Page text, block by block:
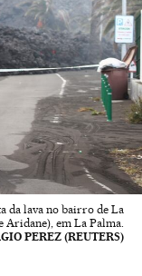
da lava no bairro de La
Aridane), em La Palma.
PEREZ (REUTERS)